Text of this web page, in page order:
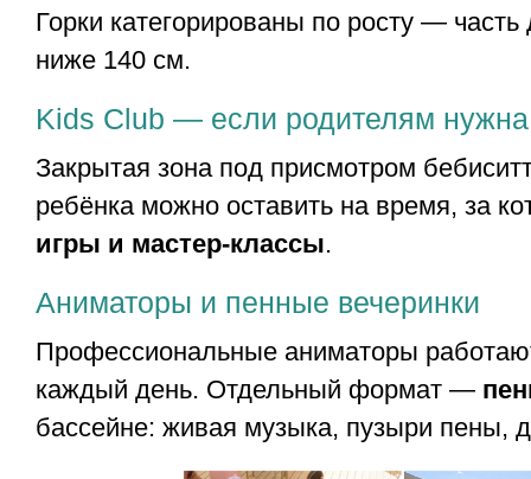
Горки категорированы по росту — часть
ниже 140 см.
Kids Club — если родителям нужна
Закрытая зона под присмотром
ребёнка можно оставить на время, за
игры и мастер-классы.
Аниматоры и пенные вечеринки
Профессиональные аниматоры
каждый день. Отдельный формат —
бассейне: живая музыка, пузыри пены,